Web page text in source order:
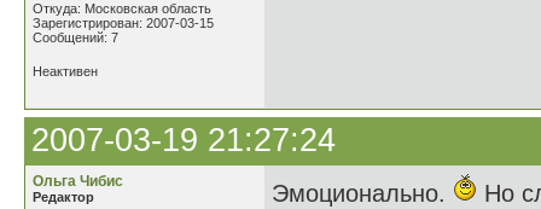
Откуда: Московская область
Зарегистрирован: 2007-03-15
Сообщений: 7
Неактивен
2007-03-19 21:27:24
Ольга Чибис
Редактор
Эмоционально.
Но